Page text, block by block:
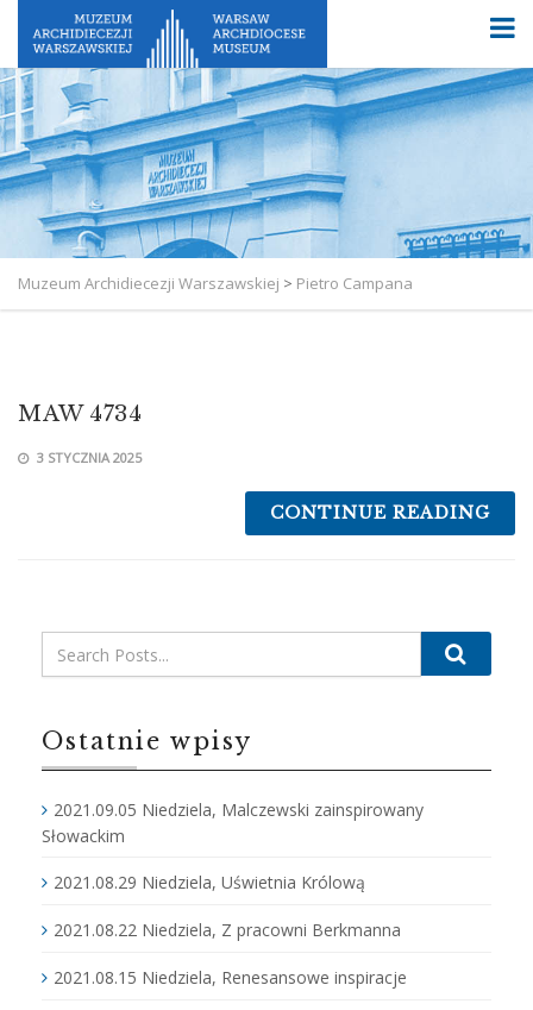
Muzeum Archidiecezji Warszawskiej > Pietro Campana
MAW 4734
3 STYCZNIA 2025
CONTINUE READING
Ostatnie wpisy
2021.09.05 Niedziela, Malczewski zainspirowany
Słowackim
2021.08.29 Niedziela, Uświetnia Królową
2021.08.22 Niedziela, Z pracowni Berkmanna
2021.08.15 Niedziela, Renesansowe inspiracje